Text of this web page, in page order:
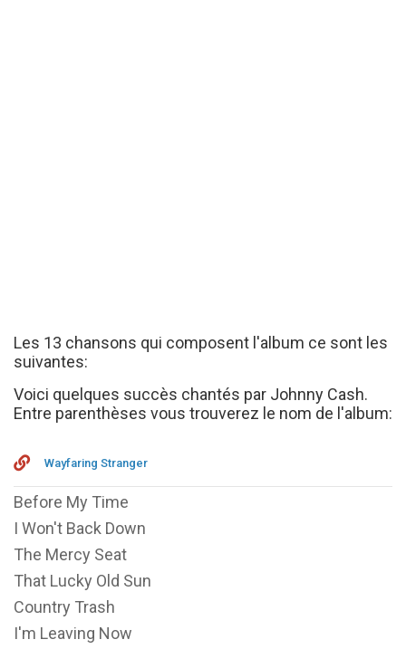
Les 13 chansons qui composent l'album ce sont les
suivantes:
Voici quelques succès chantés par Johnny Cash.
Entre parenthèses vous trouverez le nom de l'album:
Wayfaring Stranger
Before My Time
I Won't Back Down
The Mercy Seat
That Lucky Old Sun
Country Trash
I'm Leaving Now